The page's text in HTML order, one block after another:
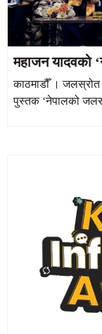
महाजन यादवको
काठमाडौँ । जलस्रोत
पुस्तक ‘नेपालको